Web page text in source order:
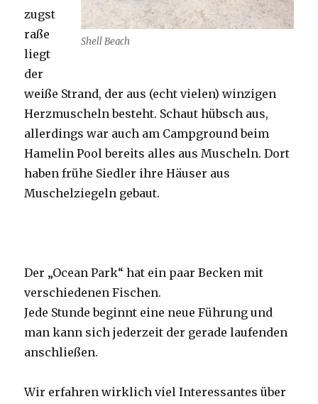
Shell Beach
zugst
raße
liegt
der
weiße Strand, der aus (echt vielen) winzigen
Herzmuscheln besteht. Schaut hübsch aus,
allerdings war auch am Campground beim
Hamelin Pool bereits alles aus Muscheln. Dort
haben frühe Siedler ihre Häuser aus
Muschelziegeln gebaut.
Der „Ocean Park“ hat ein paar Becken mit
verschiedenen Fischen.
Jede Stunde beginnt eine neue Führung und
man kann sich jederzeit der gerade laufenden
anschließen.
Wir erfahren wirklich viel Interessantes über